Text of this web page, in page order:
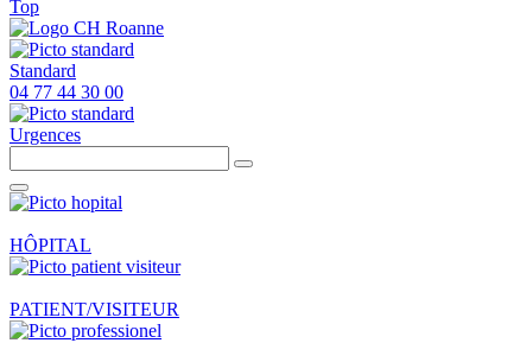
Top
Standard
04 77 44 30 00
Urgences
HÔPITAL
PATIENT/VISITEUR